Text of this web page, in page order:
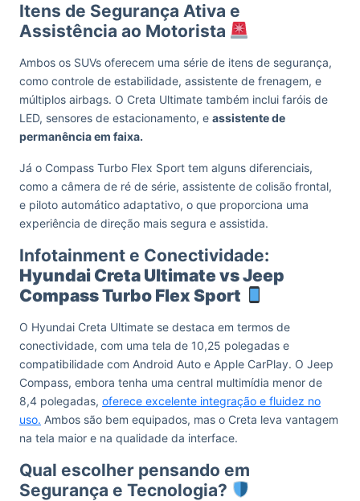
Itens de Segurança Ativa e
Assistência ao Motorista
Ambos os SUVs oferecem uma série de itens de segurança,
como controle de estabilidade, assistente de frenagem, e
múltiplos airbags. O Creta Ultimate também inclui faróis de
LED, sensores de estacionamento, e assistente de
permanência em faixa.
Já o Compass Turbo Flex Sport tem alguns diferenciais,
como a câmera de ré de série, assistente de colisão frontal,
e piloto automático adaptativo, o que proporciona uma
experiência de direção mais segura e assistida.
Infotainment e Conectividade:
Hyundai Creta Ultimate vs Jeep
Compass Turbo Flex Sport
O Hyundai Creta Ultimate se destaca em termos de
conectividade, com uma tela de 10,25 polegadas e
compatibilidade com Android Auto e Apple CarPlay. O Jeep
Compass, embora tenha uma central multimídia menor de
8,4 polegadas, oferece excelente integração e fluidez no
uso. Ambos são bem equipados, mas o Creta leva vantagem
na tela maior e na qualidade da interface.
Qual escolher pensando em
Segurança e Tecnologia?